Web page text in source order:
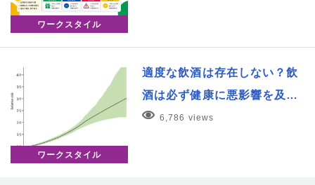
ワークスタイル
ワークスタイル
適度な飲酒は存在しない？飲
酒は必ず健康に悪影響を及…
6,786 views